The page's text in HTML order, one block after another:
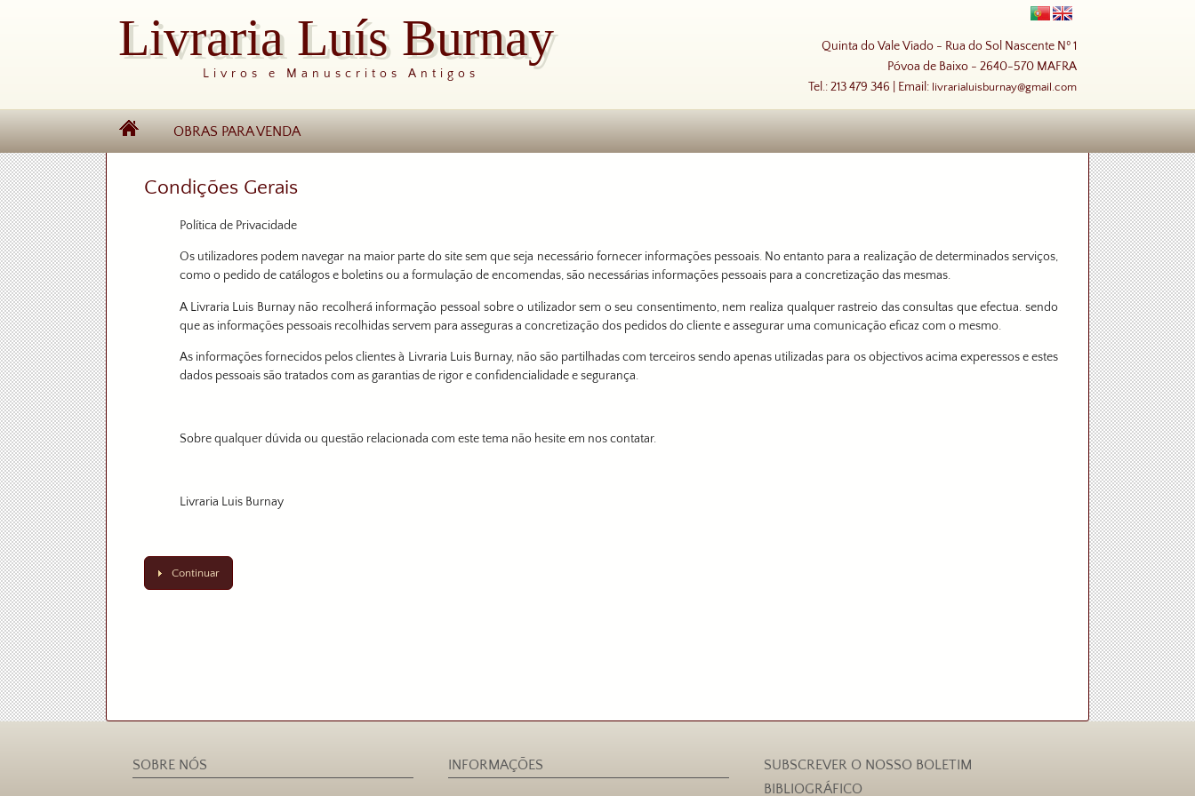
Livraria Luís Burnay
Livros e Manuscritos Antigos
Quinta do Vale Viado - Rua do Sol Nascente Nº 1
Póvoa de Baixo - 2640-570 MAFRA
Tel.: 213 479 346 | Email: livrarialuisburnay@gmail.com
OBRAS PARA VENDA
Condições Gerais
Política de Privacidade
Os utilizadores podem navegar na maior parte do site sem que seja necessário fornecer informações pessoais. No entanto para a realização de determinados serviços,
como o pedido de catálogos e boletins ou a formulação de encomendas, são necessárias informações pessoais para a concretização das mesmas.
A Livraria Luis Burnay não recolherá informação pessoal sobre o utilizador sem o seu consentimento, nem realiza qualquer rastreio das consultas que efectua. sendo
que as informações pessoais recolhidas servem para asseguras a concretização dos pedidos do cliente e assegurar uma comunicação eficaz com o mesmo.
As informações fornecidos pelos clientes à Livraria Luis Burnay, não são partilhadas com terceiros sendo apenas utilizadas para os objectivos acima experessos e estes
dados pessoais são tratados com as garantias de rigor e confidencialidade e segurança.
Sobre qualquer dúvida ou questão relacionada com este tema não hesite em nos contatar.
Livraria Luis Burnay
Continuar
SOBRE NÓS INFORMAÇÕES
SUBSCREVER O NOSSO BOLETIM
BIBLIOGRÁFICO